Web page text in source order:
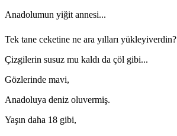
Anadolumun yiğit annesi...
Tek tane ceketine ne ara yılları yükleyiverdin?
Çizgilerin susuz mu kaldı da çöl gibi...
Gözlerinde mavi,
Anadoluya deniz oluvermiş.
Yaşın daha 18 gibi,